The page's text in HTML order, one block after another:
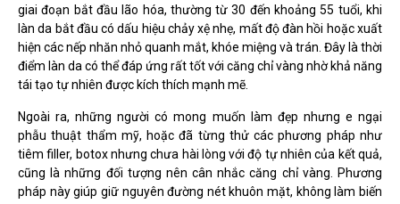
giai đoạn bắt đầu lão hóa, thường từ 30 đến khoảng 55 tuổi, khi
làn da bắt đầu có dấu hiệu chảy xệ nhẹ, mất độ đàn hồi hoặc xuất
hiện các nếp nhăn nhỏ quanh mắt, khóe miệng và trán. Đây là thời
điểm làn da có thể đáp ứng rất tốt với căng chỉ vàng nhờ khả năng
tái tạo tự nhiên được kích thích mạnh mẽ.
Ngoài ra, những người có mong muốn làm đẹp nhưng e ngại
phẫu thuật thẩm mỹ, hoặc đã từng thử các phương pháp như
tiêm filler, botox nhưng chưa hài lòng với độ tự nhiên của kết quả,
cũng là những đối tượng nên cân nhắc căng chỉ vàng. Phương
pháp này giúp giữ nguyên đường nét khuôn mặt, không làm biến